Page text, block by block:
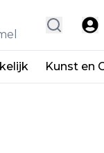
Kunst en